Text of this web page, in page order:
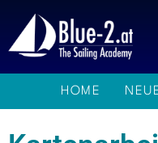
Zum
Inhalt
springen
HOME